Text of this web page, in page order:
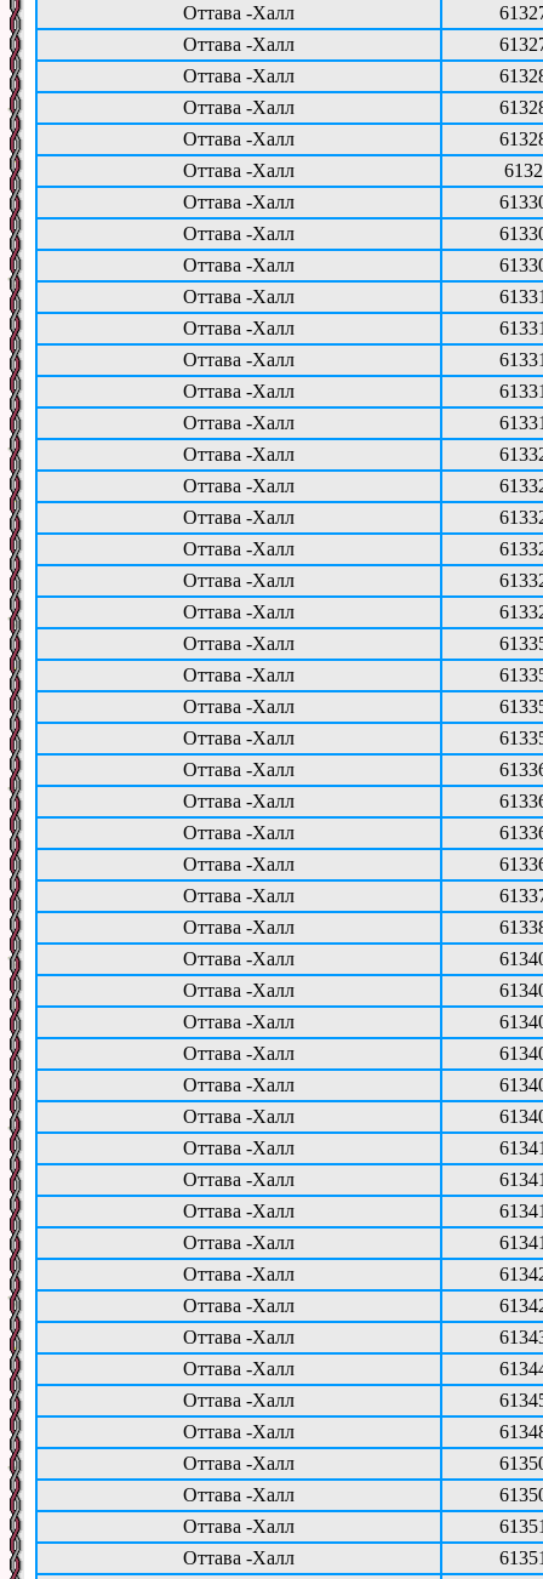
Оттава -Халл
Оттава -Халл
Оттава -Халл
Оттава -Халл
Оттава -Халл
Оттава -Халл
Оттава -Халл
Оттава -Халл
Оттава -Халл
Оттава -Халл
Оттава -Халл
Оттава -Халл
Оттава -Халл
Оттава -Халл
Оттава -Халл
Оттава -Халл
Оттава -Халл
Оттава -Халл
Оттава -Халл
Оттава -Халл
Оттава -Халл
Оттава -Халл
Оттава -Халл
Оттава -Халл
Оттава -Халл
Оттава -Халл
Оттава -Халл
Оттава -Халл
Оттава -Халл
Оттава -Халл
Оттава -Халл
Оттава -Халл
Оттава -Халл
Оттава -Халл
Оттава -Халл
Оттава -Халл
Оттава -Халл
Оттава -Халл
Оттава -Халл
Оттава -Халл
Оттава -Халл
Оттава -Халл
Оттава -Халл
Оттава -Халл
Оттава -Халл
Оттава -Халл
Оттава -Халл
Оттава -Халл
Оттава -Халл
Оттава -Халл